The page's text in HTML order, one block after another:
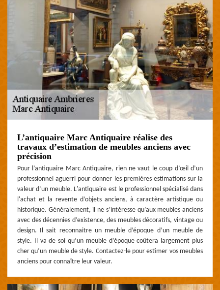
L’antiquaire Marc Antiquaire réalise des
travaux d’estimation de meubles anciens avec
précision
Pour l’antiquaire Marc Antiquaire, rien ne vaut le coup d’œil d’un
professionnel aguerri pour donner les premières estimations sur la
valeur d’un meuble. L'antiquaire est le professionnel spécialisé dans
l'achat et la revente d’objets anciens, à caractère artistique ou
historique. Généralement, il ne s’intéresse qu’aux meubles anciens
avec des décennies d’existence, des meubles décoratifs, vintage ou
design. Il sait reconnaitre un meuble d’époque d’un meuble de
style. Il va de soi qu’un meuble d’époque coûtera largement plus
cher qu’un meuble de style. Contactez-le pour estimer vos meubles
anciens pour connaître leur valeur.